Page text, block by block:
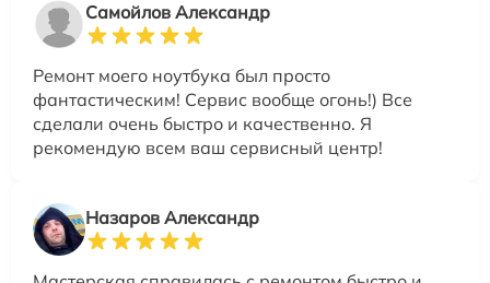
Самойлов Александр
Ремонт моего ноутбука был просто
фантастическим! Сервис вообще огонь!) Все
сделали очень быстро и качественно. Я
рекомендую всем ваш сервисный центр!
Назаров Александр